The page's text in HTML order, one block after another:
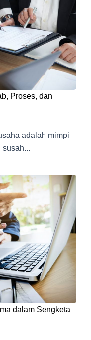
Proses, dan
adalah mimpi
susah...
dalam Sengketa